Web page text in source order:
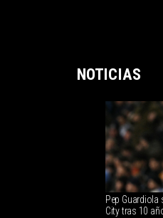
NOTICIAS
Pep Guardiola
City tras 10